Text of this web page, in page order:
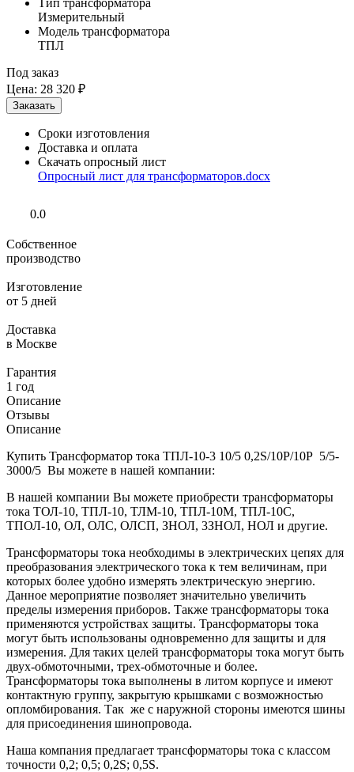
Тип трансформатора
Измерительный
Модель трансформатора
ТПЛ
Под заказ
Цена: 28 320 ₽
Сроки изготовления
Доставка и оплата
Скачать опросный лист
Опросный лист для трансформаторов.docx
0.0
Собственное
производство
Изготовление
от 5 дней
Доставка
в Москве
Гарантия
1 год
Описание
Отзывы
Описание
Купить Трансформатор тока ТПЛ-10-3 10/5 0,2S/10Р/10Р 5/5-
3000/5 Вы можете в нашей компании:
В нашей компании Вы можете приобрести трансформаторы
тока ТОЛ-10, ТПЛ-10, ТЛМ-10, ТПЛ-10М, ТПЛ-10С,
ТПОЛ-10, ОЛ, ОЛС, ОЛСП, ЗНОЛ, 3ЗНОЛ, НОЛ и другие.
Трансформаторы тока необходимы в электрических цепях для
преобразования электрического тока к тем величинам, при
которых более удобно измерять электрическую энергию.
Данное мероприятие позволяет значительно увеличить
пределы измерения приборов. Также трансформаторы тока
применяются устройствах защиты. Трансформаторы тока
могут быть использованы одновременно для защиты и для
измерения. Для таких целей трансформаторы тока могут быть
двух-обмоточными, трех-обмоточные и более.
Трансформаторы тока выполнены в литом корпусе и имеют
контактную группу, закрытую крышками с возможностью
опломбирования. Так же с наружной стороны имеются шины
для присоединения шинопровода.
Наша компания предлагает трансформаторы тока с классом
точности 0,2; 0,5; 0,2S; 0,5S.